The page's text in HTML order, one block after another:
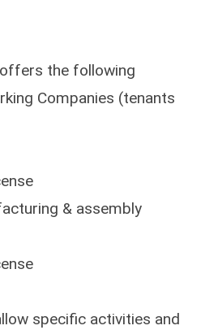
the following
Companies (tenants
& assembly
specific activities and